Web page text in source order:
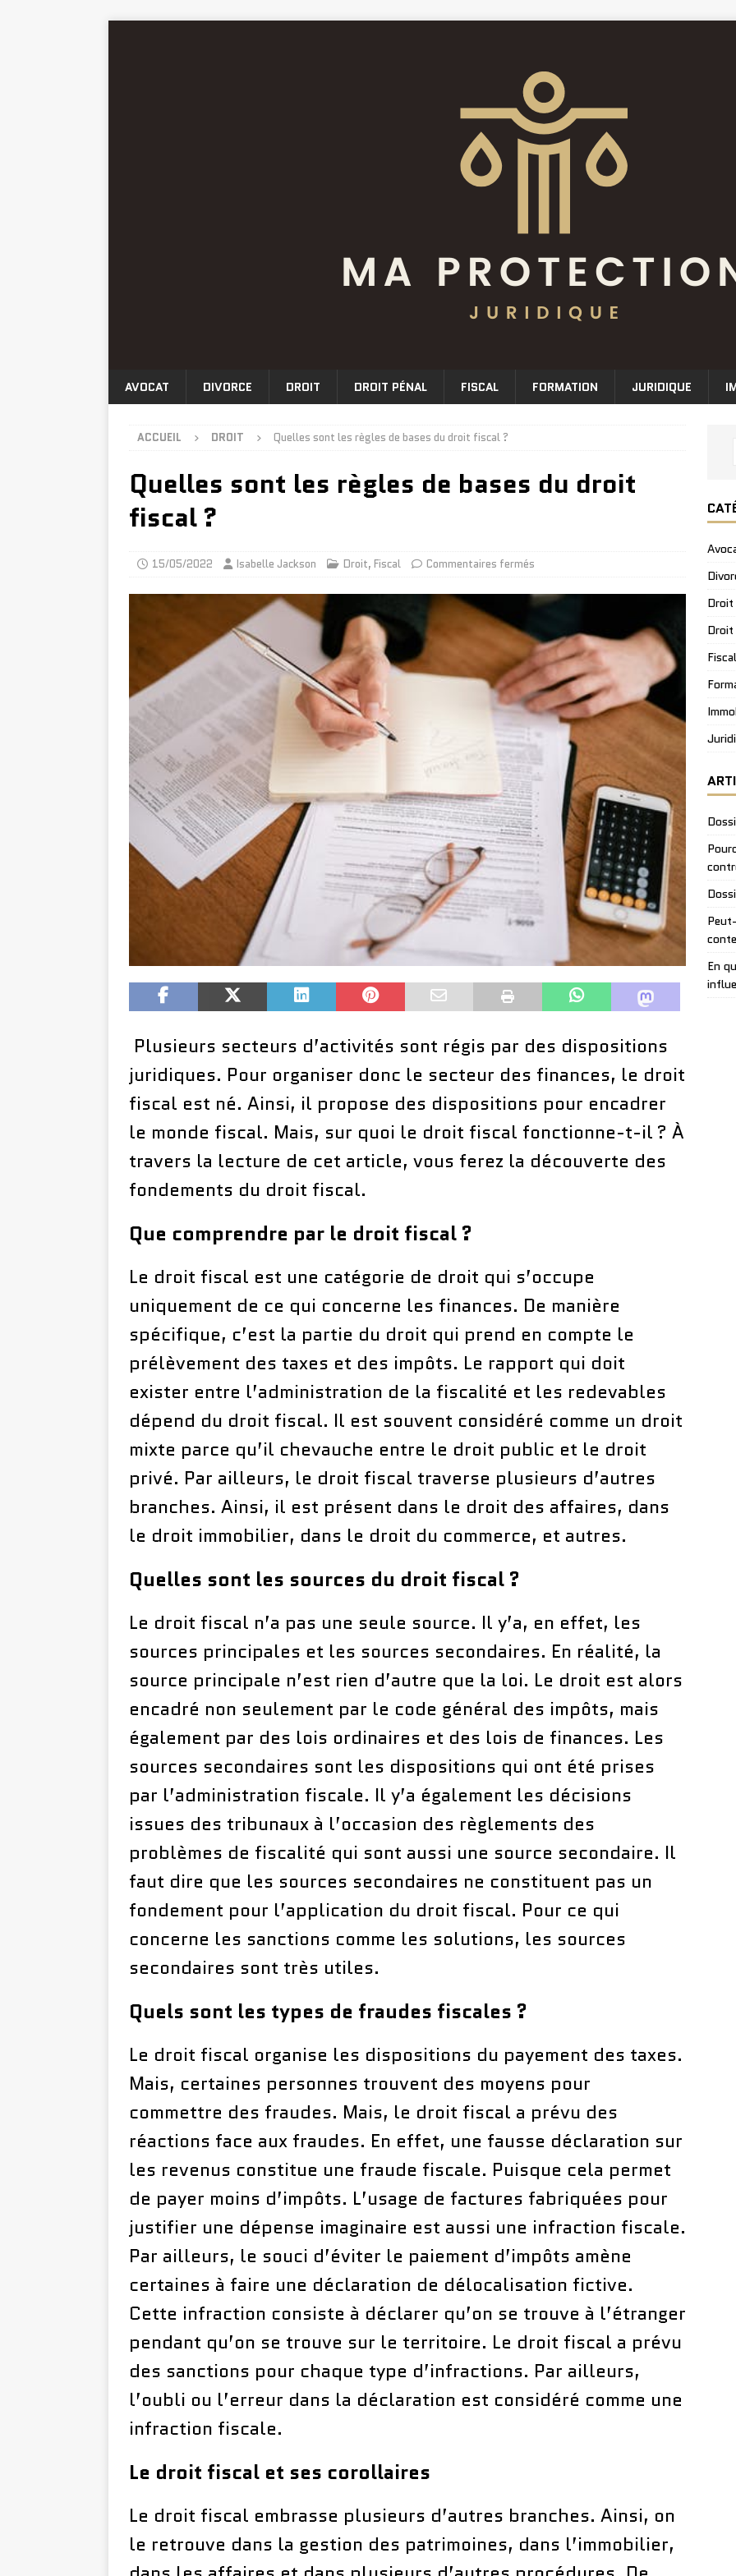
AVOCAT DIVORCE DROIT DROIT PÉNAL FISCAL FORMATION JURIDIQUE
ACCUEIL DROIT Quelles sont les règles de bases du droit fiscal ?
Quelles sont les règles de bases du droit
fiscal ?
15/05/2022 Isabelle Jackson Droit, Fiscal Commentaires fermés
Plusieurs secteurs d’activités sont régis par des dispositions
juridiques. Pour organiser donc le secteur des finances, le droit
fiscal est né. Ainsi, il propose des dispositions pour encadrer
le monde fiscal. Mais, sur quoi le droit fiscal fonctionne-t-il ? À
travers la lecture de cet article, vous ferez la découverte des
fondements du droit fiscal.
Que comprendre par le droit fiscal ?
Le droit fiscal est une catégorie de droit qui s’occupe
uniquement de ce qui concerne les finances. De manière
spécifique, c’est la partie du droit qui prend en compte le
prélèvement des taxes et des impôts. Le rapport qui doit
exister entre l’administration de la fiscalité et les redevables
dépend du droit fiscal. Il est souvent considéré comme un droit
mixte parce qu’il chevauche entre le droit public et le droit
privé. Par ailleurs, le droit fiscal traverse plusieurs d’autres
branches. Ainsi, il est présent dans le droit des affaires, dans
le droit immobilier, dans le droit du commerce, et autres.
Quelles sont les sources du droit fiscal ?
Le droit fiscal n’a pas une seule source. Il y’a, en effet, les
sources principales et les sources secondaires. En réalité, la
source principale n’est rien d’autre que la loi. Le droit est alors
encadré non seulement par le code général des impôts, mais
également par des lois ordinaires et des lois de finances. Les
sources secondaires sont les dispositions qui ont été prises
par l’administration fiscale. Il y’a également les décisions
issues des tribunaux à l’occasion des règlements des
problèmes de fiscalité qui sont aussi une source secondaire. Il
faut dire que les sources secondaires ne constituent pas un
fondement pour l’application du droit fiscal. Pour ce qui
concerne les sanctions comme les solutions, les sources
secondaires sont très utiles.
Quels sont les types de fraudes fiscales ?
Le droit fiscal organise les dispositions du payement des taxes.
Mais, certaines personnes trouvent des moyens pour
commettre des fraudes. Mais, le droit fiscal a prévu des
réactions face aux fraudes. En effet, une fausse déclaration sur
les revenus constitue une fraude fiscale. Puisque cela permet
de payer moins d’impôts. L’usage de factures fabriquées pour
justifier une dépense imaginaire est aussi une infraction fiscale.
Par ailleurs, le souci d’éviter le paiement d’impôts amène
certaines à faire une déclaration de délocalisation fictive.
Cette infraction consiste à déclarer qu’on se trouve à l’étranger
pendant qu’on se trouve sur le territoire. Le droit fiscal a prévu
des sanctions pour chaque type d’infractions. Par ailleurs,
l’oubli ou l’erreur dans la déclaration est considéré comme une
infraction fiscale.
Le droit fiscal et ses corollaires
Le droit fiscal embrasse plusieurs d’autres branches. Ainsi, on
le retrouve dans la gestion des patrimoines, dans l’immobilier,
Droit
Droit
Fiscal
En